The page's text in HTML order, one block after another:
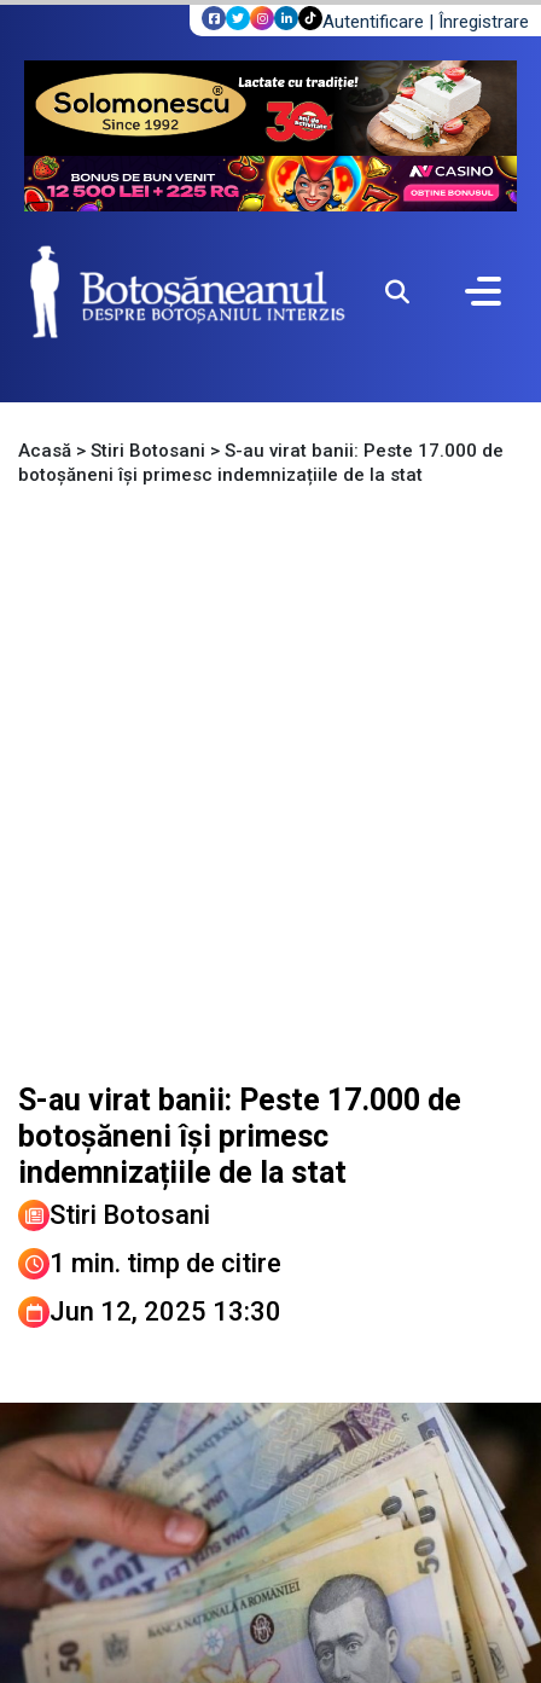
Autentificare | Înregistrare
Acasă > Stiri Botosani > S-au virat banii: Peste 17.000 de
botoșăneni își primesc indemnizațiile de la stat
S-au virat banii: Peste 17.000 de
botoșăneni își primesc
indemnizațiile de la stat
Stiri Botosani
1 min. timp de citire
Jun 12, 2025 13:30